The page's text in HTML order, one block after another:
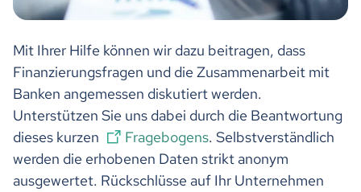
Mit Ihrer Hilfe können wir dazu beitragen, dass
Finanzierungsfragen und die Zusammenarbeit mit
Banken angemessen diskutiert werden.
Unterstützen Sie uns dabei durch die Beantwortung
dieses kurzen
Fragebogens. Selbstverständlich
werden die erhobenen Daten strikt anonym
ausgewertet. Rückschlüsse auf Ihr Unternehmen